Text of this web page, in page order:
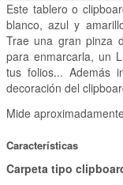
Este tablero o
blanco, azul y
Trae una gran pinza
para enmarcarla, un
tus folios... Además
decoración del
Mide
Características
Carpeta tipo